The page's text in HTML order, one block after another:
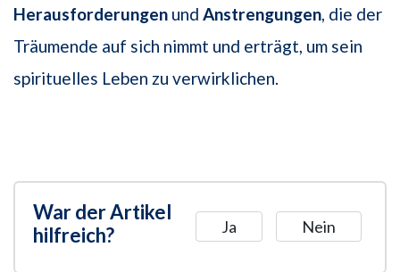
Herausforderungen und Anstrengungen , die der
Träumende auf sich nimmt und erträgt, um sein
spirituelles Leben zu verwirklichen.
War der Artikel
hilfreich?
Ja Nein